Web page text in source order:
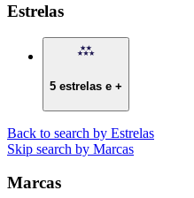
Estrelas
5 estrelas e +
Back to search by Estrelas
Skip search by Marcas
Marcas